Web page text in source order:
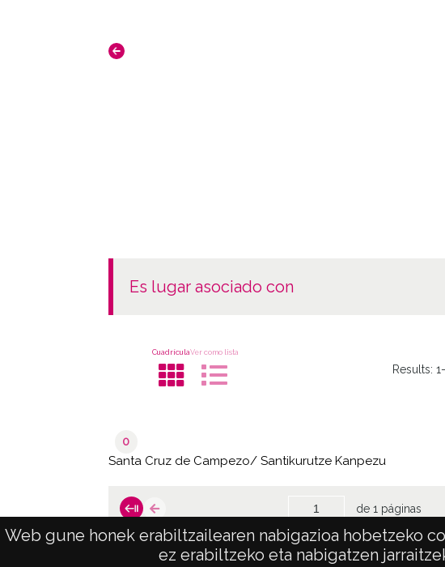
Web gune honek erabiltzailearen nabigazioa hobetzeko
ez erabiltzeko eta nabigatzen
es lugar asociado con
CuadrículaVer como lista
Results:
0
Santa Cruz de Campezo/ Santikurutze Kanpezu
de 1 páginas